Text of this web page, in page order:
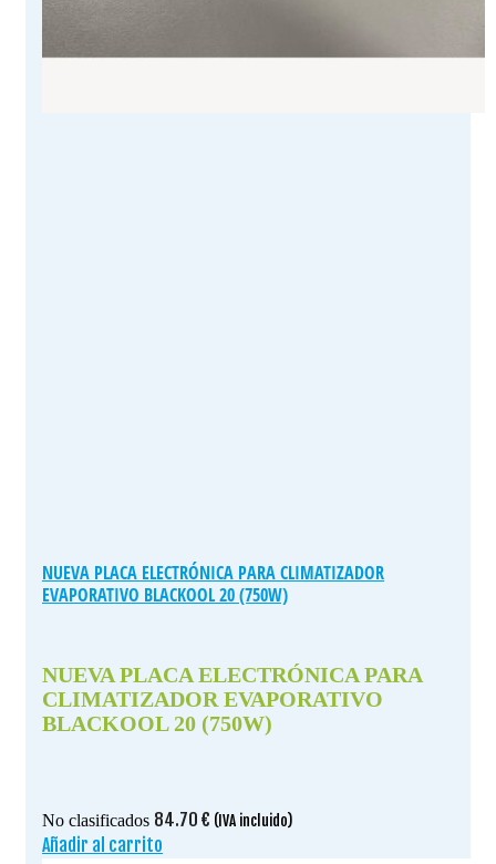
NUEVA PLACA ELECTRÓNICA PARA CLIMATIZADOR
EVAPORATIVO BLACKOOL 20 (750W)
NUEVA PLACA ELECTRÓNICA PARA
CLIMATIZADOR EVAPORATIVO
BLACKOOL 20 (750W)
No clasificados 84.70 € (IVA incluido)
Añadir al carrito